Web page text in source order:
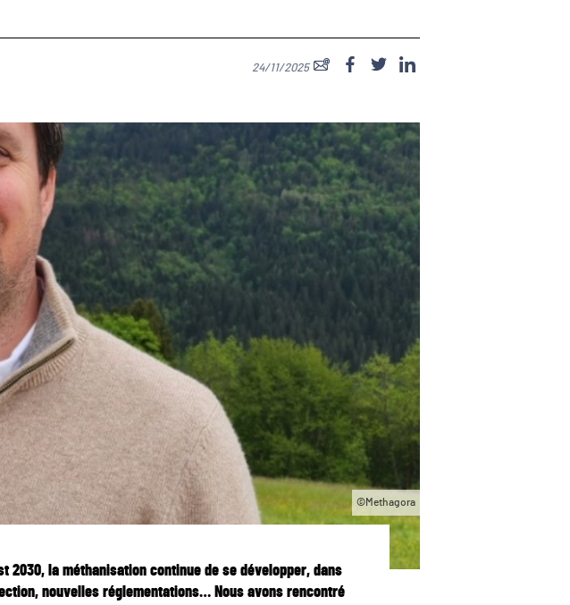
24/11/2025
©Methagora
2030, la méthanisation continue de se développer, dans
nouvelles réglementations… Nous avons rencontré